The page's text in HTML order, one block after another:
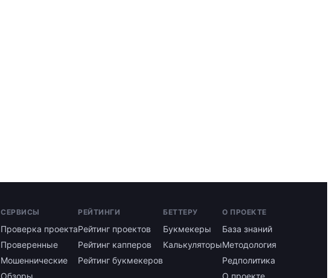
СЕРВИСЫ
Проверка проекта
Проверенные
Мошеннические
РЕЙТИНГИ
Рейтинг проектов
Рейтинг капперов
Рейтинг букмекеров
БЕТТЕРУ
Букмекеры
Калькуляторы
О ПРОЕКТЕ
База знаний
Методология
Редполитика